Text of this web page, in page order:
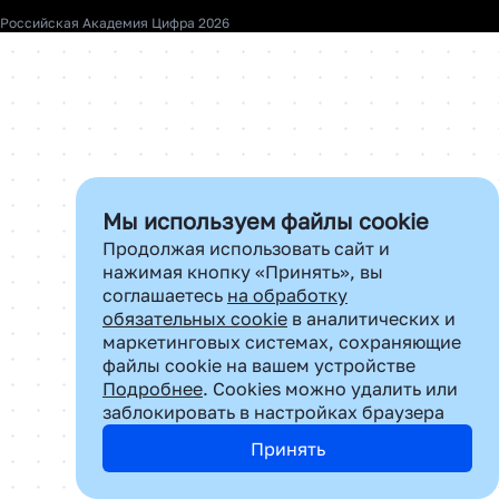
Мы используем файлы cookie
Продолжая использовать сайт и
нажимая кнопку «Принять», вы
соглашаетесь на обработку
обязательных cookie в аналитических и
маркетинговых системах, сохраняющие
файлы cookie на вашем устройстве
Подробнее. Cookies можно удалить или
заблокировать в настройках браузера
Принять
О нас
dir.sar@cifra.digital
Российская Академия Цифра 2026